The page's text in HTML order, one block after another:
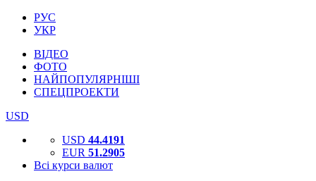
РУС
УКР
ВІДЕО
ФОТО
НАЙПОПУЛЯРНІШІ
СПЕЦПРОЕКТИ
USD
USD 44.4191
EUR 51.2905
Всі курси валют